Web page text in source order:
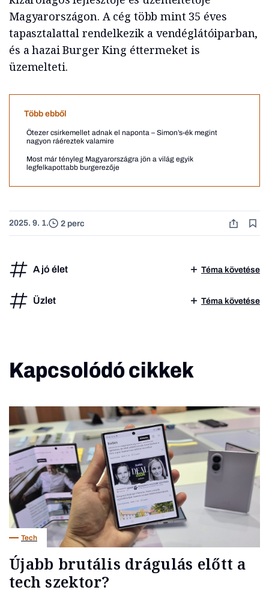
Magyarországon. A cég több mint 35 éves
tapasztalattal rendelkezik a vendéglátóiparban,
és a hazai Burger King éttermeket is
üzemelteti.
Több ebből
Ötezer csirkemellet adnak el naponta – Simon’s-ék megint
nagyon ráéreztek valamire
Most már tényleg Magyarországra jön a világ egyik
legfelkapottabb burgerezője
2025. 9. 1. 2 perc
A jó élet Téma követése
Üzlet Téma követése
Kapcsolódó cikkek
Tech
Újabb brutális drágulás előtt a
tech szektor?